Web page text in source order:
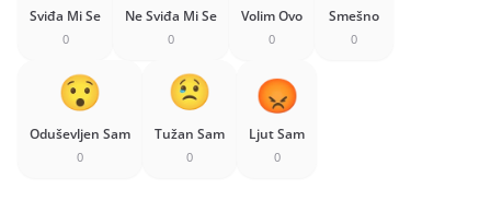
Sviđa Mi Se
0
Ne Sviđa Mi Se
0
Volim Ovo
0
Smešno
0
Oduševljen Sam
0
Tužan Sam
0
Ljut Sam
0